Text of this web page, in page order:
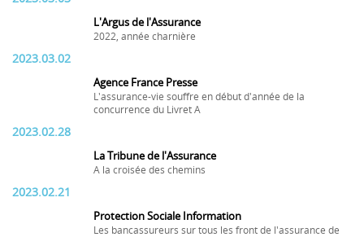
L'Argus de l'Assurance
2022, année charnière
2023.03.02
Agence France Presse
L'assurance-vie souffre en début d'année de la
concurrence du Livret A
2023.02.28
La Tribune de l'Assurance
A la croisée des chemins
2023.02.21
Protection Sociale Information
Les bancassureurs sur tous les front de l'assurance de